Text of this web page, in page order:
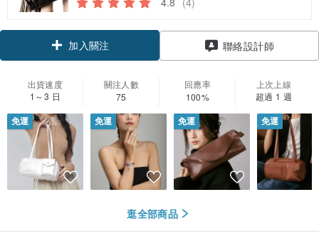
加入關注 聯絡設計師
出貨速度
1～3 日
關注人數
75
回應率
100%
上次上線
超過 1 週
免運 免運 免運 免運
逛全部商品